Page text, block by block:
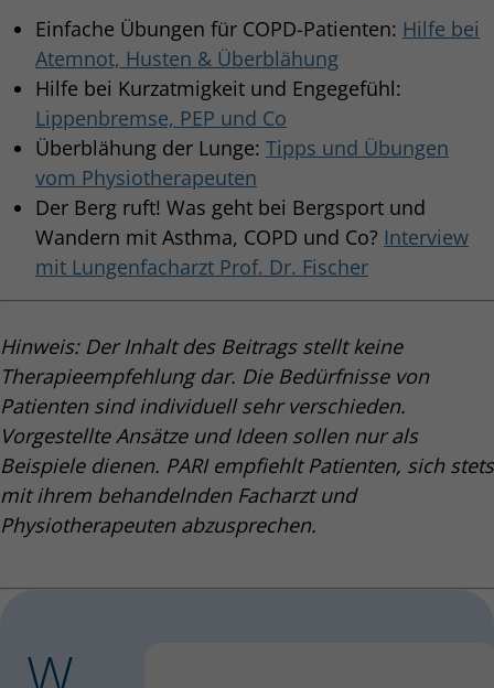
Einfache Übungen für COPD-Patienten: Hilfe bei
Atemnot, Husten & Überblähung
Hilfe bei Kurzatmigkeit und Engegefühl:
Lippenbremse, PEP und Co
Überblähung der Lunge: Tipps und Übungen
vom Physiotherapeuten
Der Berg ruft! Was geht bei Bergsport und
Wandern mit Asthma, COPD und Co? Interview
mit Lungenfacharzt Prof. Dr. Fischer
Hinweis: Der Inhalt des Beitrags stellt keine
Therapieempfehlung dar. Die Bedürfnisse von
Patienten sind individuell sehr verschieden.
Vorgestellte Ansätze und Ideen sollen nur als
Beispiele dienen. PARI empfiehlt Patienten, sich stets
mit ihrem behandelnden Facharzt und
Physiotherapeuten abzusprechen.